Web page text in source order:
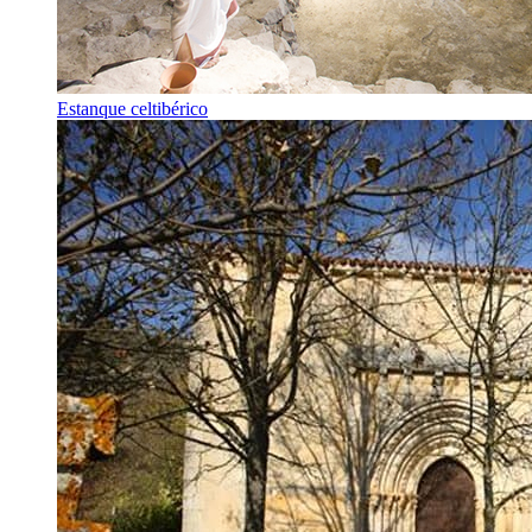
Estanque celtibérico